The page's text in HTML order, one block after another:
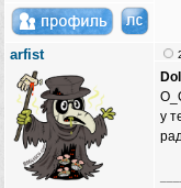
arfist
у